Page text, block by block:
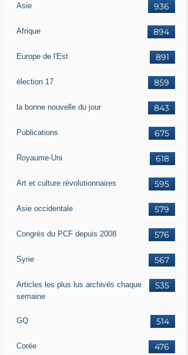
936
Asie
894
Afrique
891
Europe de l'Est
859
élection 17
843
la bonne nouvelle du jour
675
Publications
618
Royaume-Uni
595
Art et culture révolutionnaires
579
Asie occidentale
576
Congrès du PCF depuis 2008
567
Syrie
535
Articles les plus lus archivés chaque
semaine
514
GQ
476
Corée